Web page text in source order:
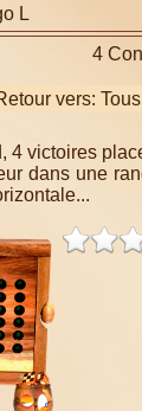
L
4
vers:
4 victoires
dans une